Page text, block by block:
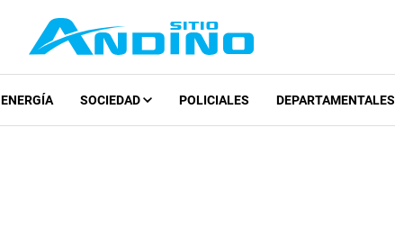
ENERGÍA SOCIEDAD POLICIALES DEPARTAMENTALES